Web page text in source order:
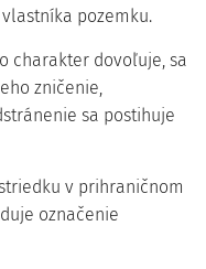
pozemku.
charakter dovoľuje, sa
zničenie,
sa postihuje
v prihraničnom
označenie